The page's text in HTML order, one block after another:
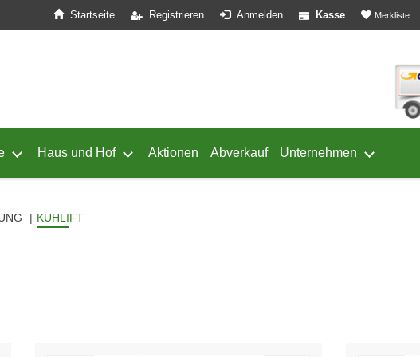
Startseite Registrieren Anmelden Kasse Merkliste
von Geflügel öffnen
Untermenü von Schafe öffnen
Haus und Hof Untermenü von Haus und Hof öffnen
Aktionen Abverkauf Unternehmen
KUHLIFT